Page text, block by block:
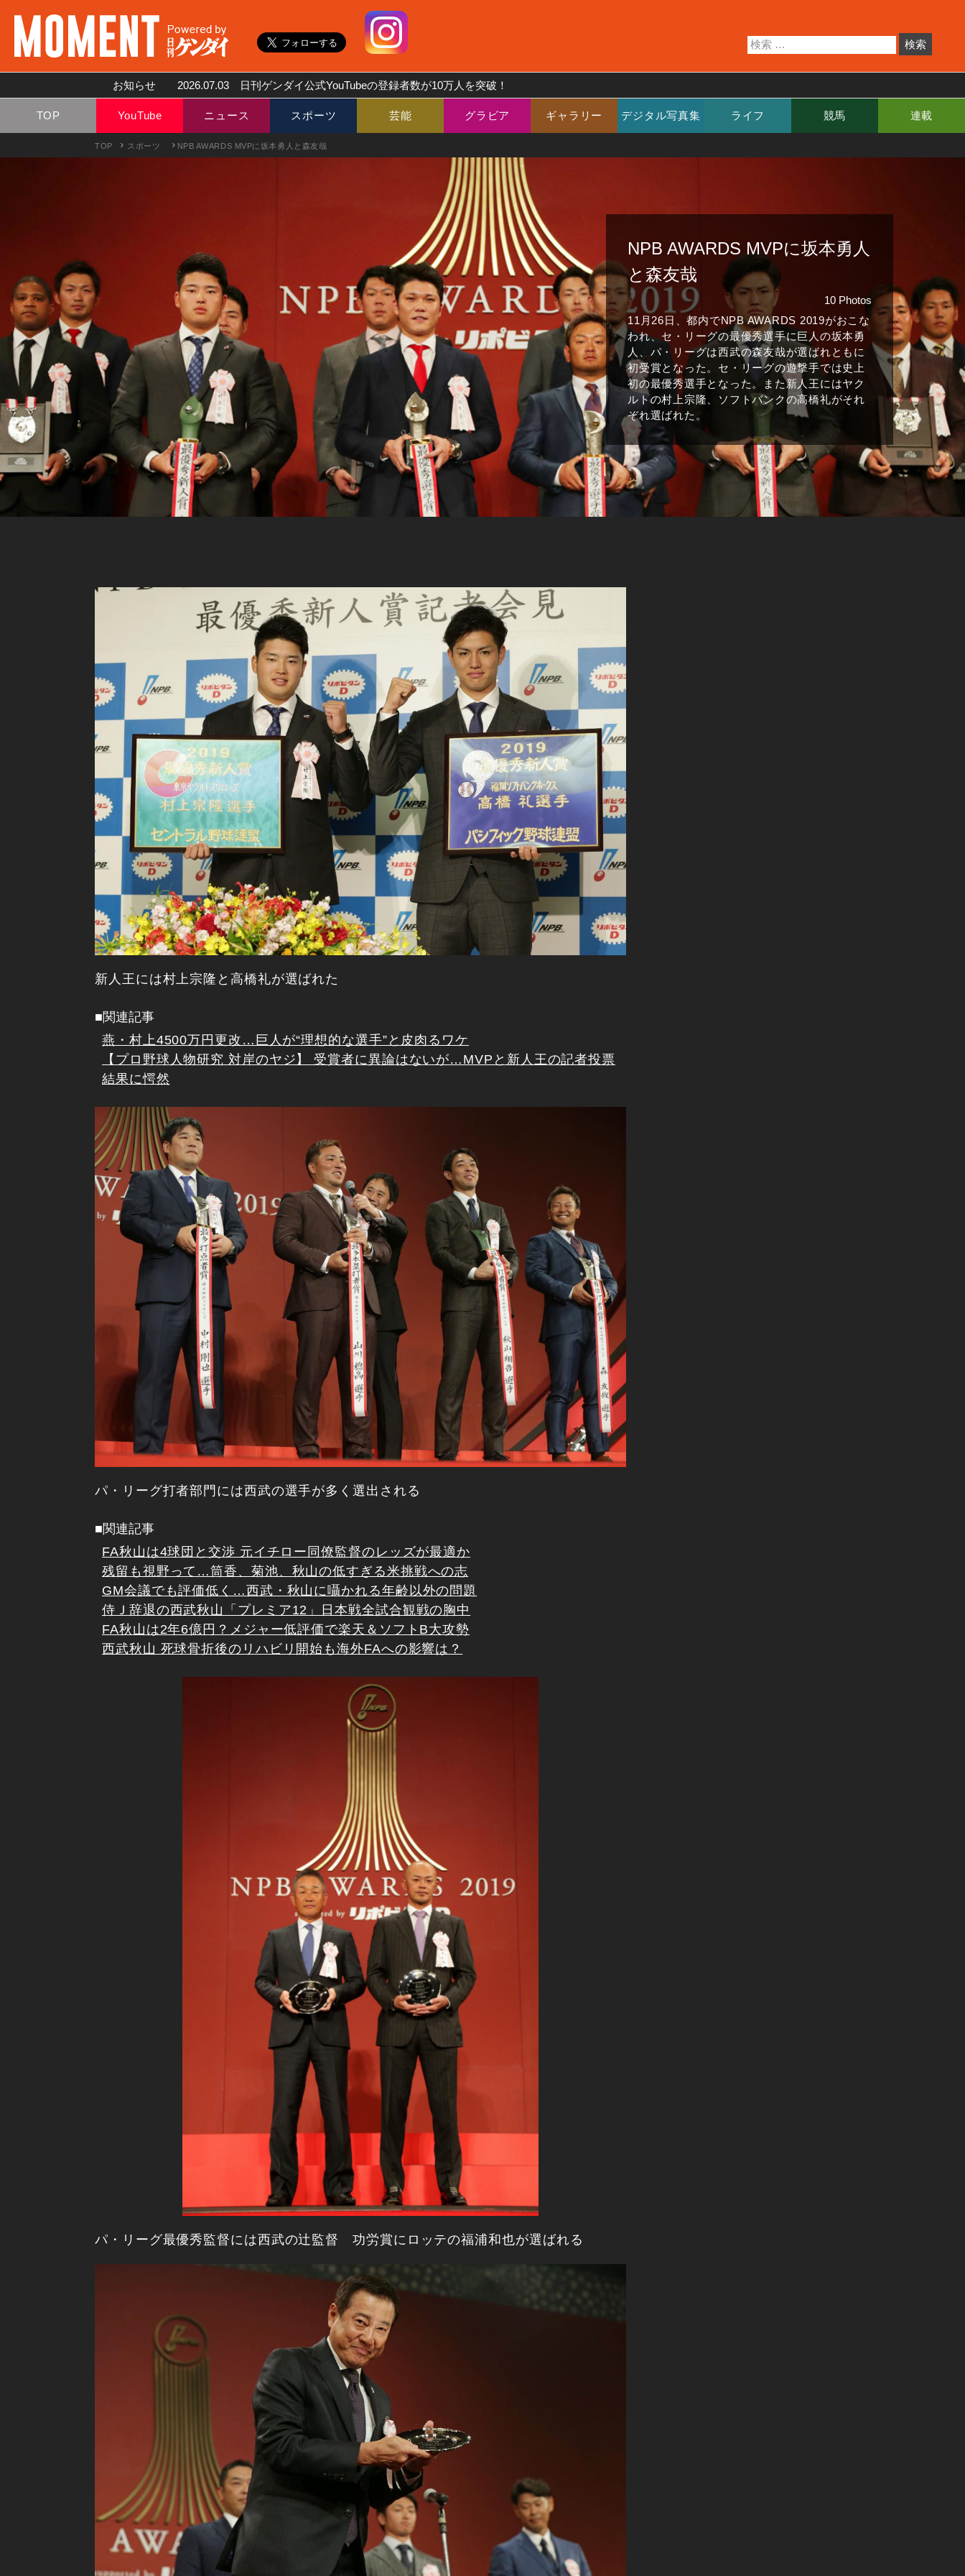
お知らせ 2026.07.03 日刊ゲンダイ公式YouTubeの登録者数が10万人を突破！
TOP YouTube ニュース スポーツ 芸能 グラビア ギャラリー デジタル写真集 ライフ 競馬 連載
TOP スポーツ NPB AWARDS MVPに坂本勇人と森友哉
NPB AWARDS MVPに坂本勇人
と森友哉
10 Photos
11月26日、都内でNPB AWARDS 2019がおこな
われ、セ・リーグの最優秀選手に巨人の坂本勇
人、パ・リーグは西武の森友哉が選ばれともに
初受賞となった。セ・リーグの遊撃手では史上
初の最優秀選手となった。また新人王にはヤク
ルトの村上宗隆、ソフトバンクの高橋礼がそれ
ぞれ選ばれた。
新人王には村上宗隆と高橋礼が選ばれた
■関連記事
燕・村上4500万円更改…巨人が“理想的な選手”と皮肉るワケ
【プロ野球人物研究 対岸のヤジ】 受賞者に異論はないが…MVPと新人王の記者投票
結果に愕然
パ・リーグ打者部門には西武の選手が多く選出される
■関連記事
FA秋山は4球団と交渉 元イチロー同僚監督のレッズが最適か
残留も視野って…筒香、菊池、秋山の低すぎる米挑戦への志
GM会議でも評価低く…西武・秋山に囁かれる年齢以外の問題
侍Ｊ辞退の西武秋山「プレミア12」日本戦全試合観戦の胸中
FA秋山は2年6億円？メジャー低評価で楽天＆ソフトB大攻勢
西武秋山 死球骨折後のリハビリ開始も海外FAへの影響は？
パ・リーグ最優秀監督には西武の辻監督 功労賞にロッテの福浦和也が選ばれる